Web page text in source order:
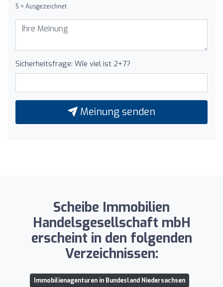
5 = Ausgezeichnet
Sicherheitsfrage: Wie viel ist 2+7?
Meinung senden
Scheibe Immobilien
Handelsgesellschaft mbH
erscheint in den folgenden
Verzeichnissen:
Immobilienagenturen in Bundesland Niedersachsen